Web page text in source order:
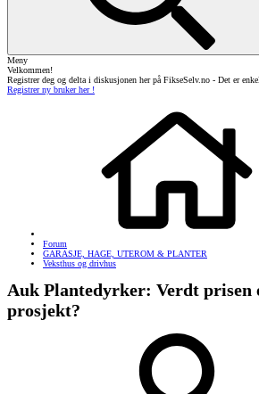
Meny
Velkommen!
Registrer deg og delta i diskusjonen her på FikseSelv.no - Det er
Registrer ny bruker her !
Forum
GARASJE, HAGE, UTEROM & PLANTER
Veksthus og drivhus
Auk Plantedyrker: Verdt prisen
prosjekt?